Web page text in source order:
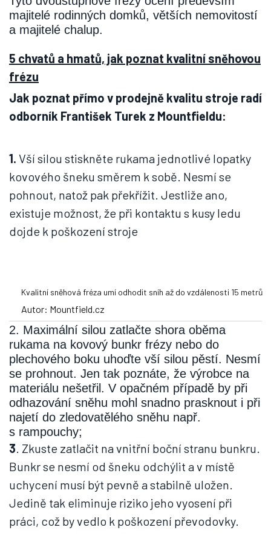
majitelé rodinných domků, větších nemovitostí
a majitelé chalup.
5 chvatů a hmatů, jak poznat kvalitní sněhovou
frézu
Jak poznat přímo v prodejně kvalitu stroje radí
odborník František Turek z Mountfieldu:
1. Vší silou stiskněte rukama jednotlivé lopatky
kovového šneku směrem k sobě. Nesmí se
pohnout, natož pak překřížit. Jestliže ano,
existuje možnost, že při kontaktu s kusy ledu
dojde k poškození stroje
Kvalitní sněhová fréza umí odhodit sníh až do vzdálenosti 15 metrů
Autor: Mountfield.cz
2. Maximální silou zatlačte shora oběma
rukama na kovový bunkr frézy nebo do
plechového boku uhoďte vší silou pěstí. Nesmí
se prohnout. Jen tak poznáte, že výrobce na
materiálu nešetřil. V opačném případě by při
odhazování sněhu mohl snadno prasknout i při
najetí do zledovatělého sněhu např.
s rampouchy;
3. Zkuste zatlačit na vnitřní boční stranu bunkru.
Bunkr se nesmí od šneku odchýlit a v místě
uchycení musí být pevně a stabilně uložen.
Jedině tak eliminuje riziko jeho vyosení při
práci, což by vedlo k poškození převodovky.